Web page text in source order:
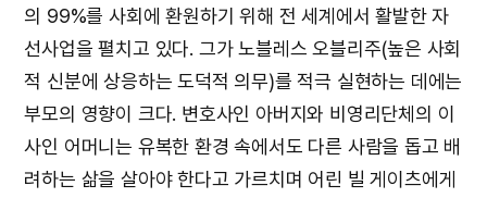
의 99%를 사회에 환원하기 위해 전 세계에서 활발한 자
선사업을 펼치고 있다. 그가 노블레스 오블리주(높은 사회
적 신분에 상응하는 도덕적 의무)를 적극 실현하는 데에는
부모의 영향이 크다. 변호사인 아버지와 비영리단체의 이
사인 어머니는 유복한 환경 속에서도 다른 사람을 돕고 배
려하는 삶을 살아야 한다고 가르치며 어린 빌 게이츠에게